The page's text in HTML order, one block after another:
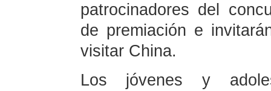
patrocinadores del
de premiación e
visitar China.
Los jóvenes y